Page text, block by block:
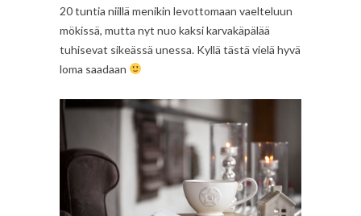
20 tuntia niillä menikin levottomaan vaelteluun
mökissä, mutta nyt nuo kaksi karvakäpälää
tuhisevat sikeässä unessa. Kyllä tästä vielä hyvä
loma saadaan